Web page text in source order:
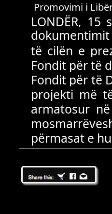
Promovimi i
LONDЁR,
tё cilёn e
Fondit pёr tё
Fondit pёr tё
projekti mё
armatosur
pёrmasat e